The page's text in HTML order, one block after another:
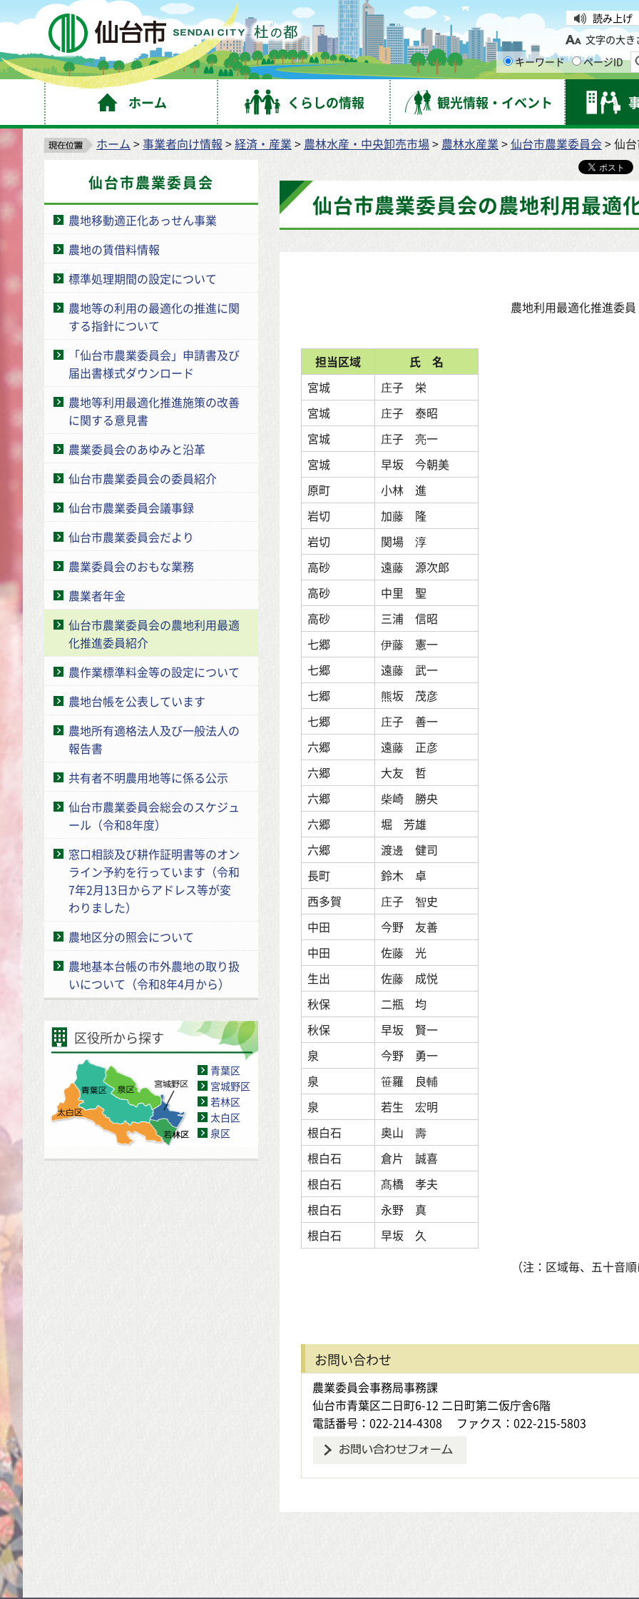
仙台市
読み上げ
文字の大き
キーワード
ページID
ホーム くらしの情報 観光情報・イベント
ホーム >事業者向け情報 >経済・産業 > 農林水産・中央卸売市場> 農林水産業 >仙台市農業委員会> 仙
仙台市農業委員会
農地移動適正化あっせん事業
農地の賃借料情報
標準処理期間の設定について
農地等の利用の最適化の推進に関
する指針について
「仙台市農業委員会」申請書及び
届出書様式ダウンロード
農地等利用最適化推進施策の改善
に関する意見書
農業委員会のあゆみと沿革
仙台市農業委員会の委員紹介
仙台市農業委員会議事録
仙台市農業委員会だより
農業委員会のおもな業務
農業者年金
仙台市農業委員会の農地利用最適
化推進委員紹介
農作業標準料金等の設定について
農地台帳を公表しています
農地所有適格法人及び一般法人の
報告書
共有者不明農用地等に係る公示
仙台市農業委員会総会のスケジュ
ール（令和8年度）
窓口相談及び耕作証明書等のオン
ライン予約を行っています（令和
7年2月13日からアドレス等が変
わりました）
農地区分の照会について
農地基本台帳の市外農地の取り扱
いについて（令和8年4月から）
区役所から探す
青葉区
宮城野区
若林区
太白区
泉区
仙台市農業委員会の農地利用最適
農地利用最適化推進委
担当区域
氏 名
宮城
庄子 栄
宮城
庄子 泰昭
宮城
庄子 亮一
宮城
早坂 今朝美
原町
小林 進
岩切
加藤 隆
岩切
関場 淳
高砂
遠藤 源次郎
高砂
中里 聖
高砂
三浦 信昭
七郷
伊藤 憲一
七郷
遠藤 武一
七郷
熊坂 茂彦
七郷
庄子 善一
六郷
遠藤 正彦
六郷
大友 哲
六郷
柴崎 勝央
六郷
堀 芳雄
六郷
渡邊 健司
長町
鈴木 卓
西多賀
庄子 智史
中田
今野 友善
中田
佐藤 光
生出
佐藤 成悦
秋保
二瓶 均
秋保
早坂 賢一
泉
今野 勇一
泉
笹羅 良輔
泉
若生 宏明
根白石
奥山 壽
根白石
倉片 誠喜
根白石
髙橋 孝夫
根白石
永野 真
根白石
早坂 久
（注：区域毎、五十音
お問い合わせ
農業委員会事務局事務課
仙台市青葉区二日町6-12 二日町第二仮庁舎6階
電話番号：022-214-4308
ファクス：022-215-5803